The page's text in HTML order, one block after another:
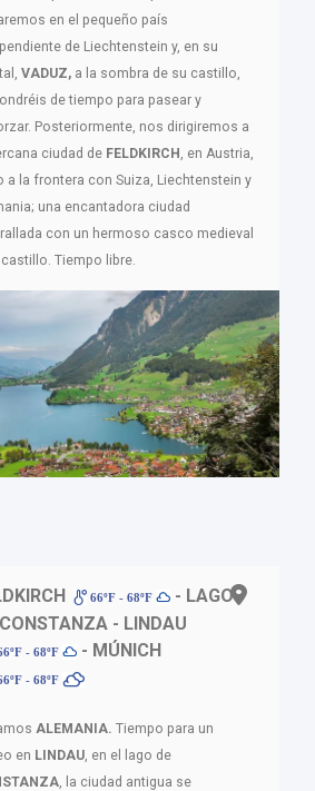
en el pequeño país
de Liechtenstein y, en su
VADUZ, a la sombra de su castillo,
de tiempo para pasear y
Posteriormente, nos dirigiremos a
ciudad de FELDKIRCH , en Austria,
a la frontera con Suiza, Liechtenstein y
una encantadora ciudad
con un hermoso casco medieval
Tiempo libre.
66ºF - 68ºF
- LAGO
- LINDAU
- 68ºF - MÚNICH
- 68ºF
ALEMANIA. Tiempo para un
en LINDAU, en el lago de
, la ciudad antigua se